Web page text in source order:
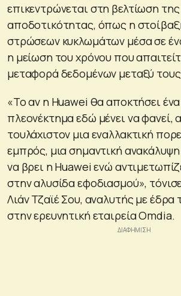
επικεντρώνεται στη βελτίωση
αποδοτικότητας, όπως η
στρώσεων κυκλωμάτων μέσα σε
η μείωση του χρόνου που
μεταφορά δεδομένων μεταξύ
«Το αν η Huawei θα αποκτήσει
πλεονέκτημα εδώ μένει να φανεί,
τουλάχιστον μια εναλλακτική
εμπρός, μια σημαντική
να βρει η Huawei ενώ
στην αλυσίδα εφοδιασμού»,
Λιάν Τζαϊέ Σου, αναλυτής με έδρα
στην ερευνητική εταιρεία Omdia.